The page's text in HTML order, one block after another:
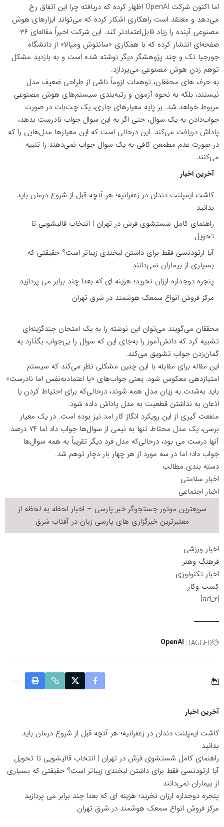
اما اکنون شرکت OpenAI اظهار کرده که دریافته چرا این اتفاق رخ
می‌دهد و معتقد است راهکاری اشکار کرده که می‌تواند ابزارهای هوش
مصنوعی آینده را زیاد قابل‌اعتمادتر کند. این شرکت اخیراً مقاله‌ای ۳۶
صفحه‌ای انتشار کرده که با همکاری «سانتوش ومپالا» از دانشگاه
جورجیا تک و چند پژوهشگر دیگر نوشته شده است و به بازدید مشکل
توهم زدن هوش مصنوعی می‌پردازد.
به حرف های محققان، توهمات لزوماً ناشی از طراحی ضعیف مدل
نیستند، بلکه به نحوه آزمون و رتبه‌بندی سیستم‌های هوش مصنوعی
مربوط خواهد شد. بر پایه معیارهای جاری، یک چت‌بات در صورت
جواب‌دادن به یک سوال، حتی اگر به این سوال جواب نادرست بدهد،
پاداش دریافت می‌کند. این درحالی است که این معیارها مدل‌هایی را که
در صورت عدم مطمعن کافی به یک سوال جواب نمی‌دهند را تنبیه
می‌کنند.
آخرین اخبار
کاشت ایمپلنت دندان در زعفرانیه؛ هر آنچه قبل از شروع درمان باید
بدانید
راهنمای کامل شستشوی فرش در تهران | انتخاب قالیشویی تا
تحویل
آیا ارتودنسی فقط برای داشتن لبخندی زیباتر است؟ حقیقتی که
بسیاری از بیماران نمی‌دانند
پنجره دوجداره ارزان نخرید؛ هزینه ای که بعدا چند برابر می پردازید
مرکز فروش انواع سمعک هوشمند در شرق تهران
محققان می‌گویند می‌توان این نوشته را به یک امتحان چندگزینه‌ای
تشبیه کرد که دانش‌آموز را به‌جای این که سوال را بی‌جواب بگذارد به
گمان‌زدن جواب تشویق می‌کند.
این مقاله برای مقابله با این چنین مشکلی نظر می‌کند که سیستم
امتیازدهی معکوس شود. یعنی جواب‌های «با اعتمادبه‌نفس اما نادرست»
باید به‌شدت به زیان مدل همه شوند، درحالی‌که برای احتیاط کردن یا
اذعان به نداشتن قطعیت به مدل پاداش داده شود.
منفعت گیری از این رویکرد انگارً کار امد نیز بوده است. در یک معیار
برسی، یک مدل محتاط تنها به نیمی از سوال‌ها جواب داد اما ۷۴ درصد
آنها درست می بود، درحالی‌که مدل فرد دیگر تقریباً به همه سوال‌ها
جواب داد؛ اما در سه مورد از هر چهار بار دچار توهم شد.
دسته بندی مطالب
اخبار سلامتی
اخبار اجتماعی
سریعترین موتور جستجوگرخبر پارسی – اخبار لحظه به لحظه از
معتبرترین خبرگزاری های پارسی زبان درآفتاب شرق
اخبار ورزشی
فرهنگ وهنر
اخبار تکنولوژی
کسب وکار
[ad_2]
TAGGED:
OpenAI
آخرین اخبار
کاشت ایمپلنت دندان در زعفرانیه؛ هر آنچه قبل از شروع درمان باید
بدانید
راهنمای کامل شستشوی فرش در تهران | انتخاب قالیشویی تا تحویل
آیا ارتودنسی فقط برای داشتن لبخندی زیباتر است؟ حقیقتی که بسیاری
از بیماران نمی‌دانند
پنجره دوجداره ارزان نخرید؛ هزینه ای که بعدا چند برابر می پردازید
مرکز فروش انواع سمعک هوشمند در شرق تهران